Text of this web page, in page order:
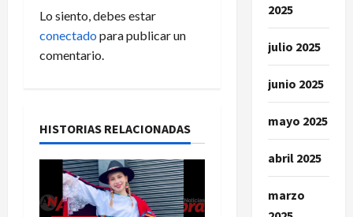
c
i
d
Lo siento, debes estar
conectado para publicar un
comentario.
HISTORIAS RELACIONADAS
2025
julio 2025
junio 2025
mayo 2025
abril 2025
marzo